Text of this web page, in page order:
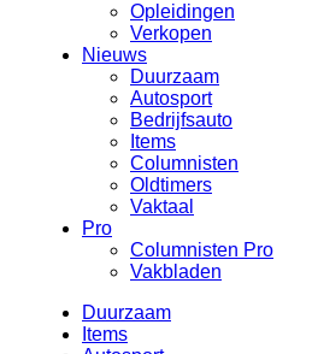
Opleidingen
Verkopen
Nieuws
Duurzaam
Autosport
Bedrijfsauto
Items
Columnisten
Oldtimers
Vaktaal
Pro
Columnisten Pro
Vakbladen
Duurzaam
Items